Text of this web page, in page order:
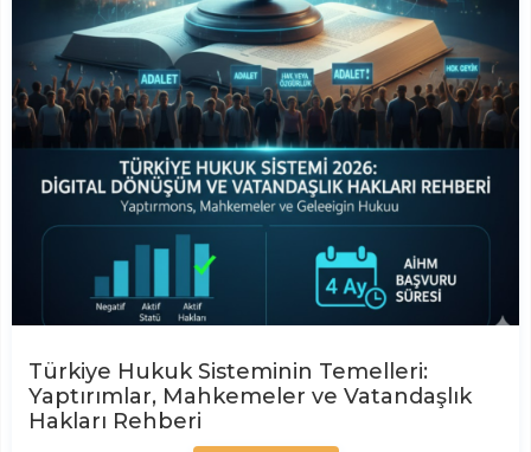
Türkiye Hukuk Sisteminin Temelleri:
Yaptırımlar, Mahkemeler ve Vatandaşlık
Hakları Rehberi